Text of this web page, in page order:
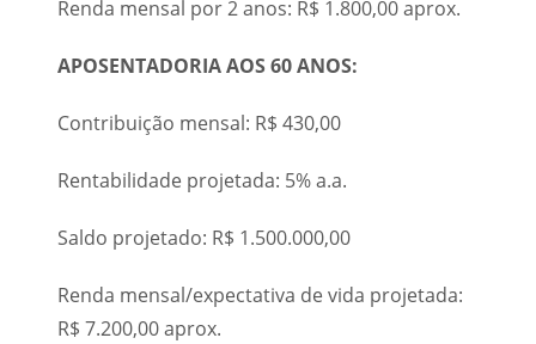
Renda mensal por 2 anos: R$ 1.800,00 aprox.
APOSENTADORIA AOS 60 ANOS:
Contribuição mensal: R$ 430,00
Rentabilidade projetada: 5% a.a.
Saldo projetado: R$ 1.500.000,00
Renda mensal/expectativa de vida projetada:
R$ 7.200,00 aprox.